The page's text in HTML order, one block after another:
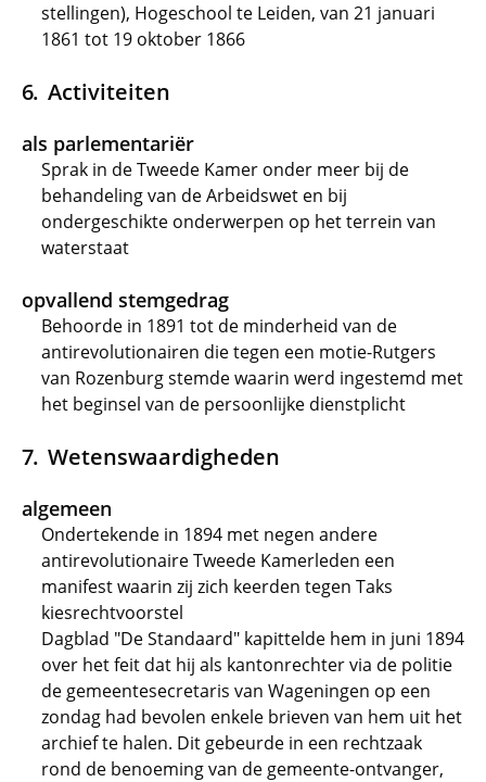
stellingen), Hogeschool te Leiden, van 21 januari
1861 tot 19 oktober 1866
Activiteiten
als parlementariër
Sprak in de Tweede Kamer onder meer bij de
behandeling van de Arbeidswet en bij
ondergeschikte onderwerpen op het terrein van
waterstaat
opvallend stemgedrag
Behoorde in 1891 tot de minderheid van de
antirevolutionairen die tegen een motie-Rutgers
van Rozenburg stemde waarin werd ingestemd met
het beginsel van de persoonlijke dienstplicht
Wetenswaardigheden
algemeen
Ondertekende in 1894 met negen andere
antirevolutionaire Tweede Kamerleden een
manifest waarin zij zich keerden tegen Taks
kiesrechtvoorstel
Dagblad "De Standaard" kapittelde hem in juni 1894
over het feit dat hij als kantonrechter via de politie
de gemeentesecretaris van Wageningen op een
zondag had bevolen enkele brieven van hem uit het
archief te halen. Dit gebeurde in een rechtzaak
rond de benoeming van de gemeente-ontvanger,